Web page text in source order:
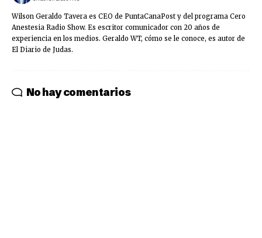
Wilson Geraldo Tavera es CEO de PuntaCanaPost y del programa Cero
Anestesia Radio Show. Es escritor comunicador con 20 años de
experiencia en los medios. Geraldo WT, cómo se le conoce, es autor de
El Diario de Judas.
No hay comentarios